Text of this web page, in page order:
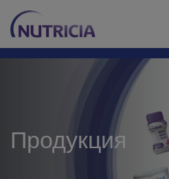
Продукция